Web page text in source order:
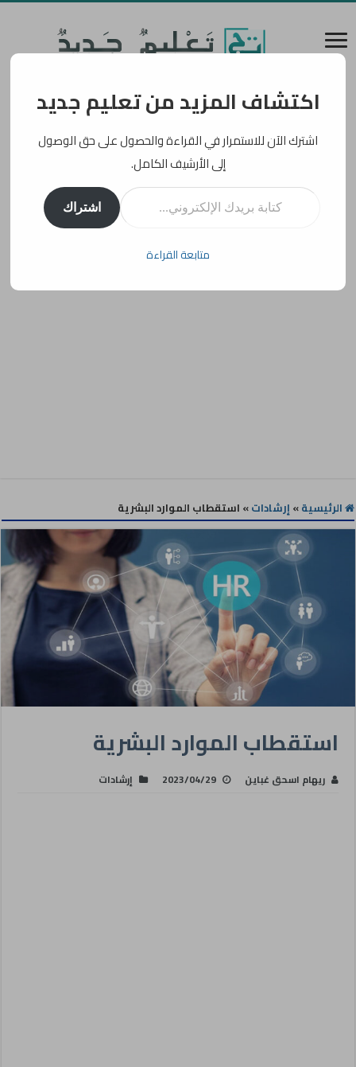
الرئيسية» إرشادات» استقطاب الموارد البشرية
استقطاب الموارد البشرية
ريهام اسحق غباين 2023/04/29 إرشادات
اكتشاف المزيد من تعليم جديد
اشترك الآن للاستمرار في القراءة والحصول على حق الوصول
إلى الأرشيف الكامل.
كتابة بريدك الإلكتروني...
اشتراك
متابعة القراءة